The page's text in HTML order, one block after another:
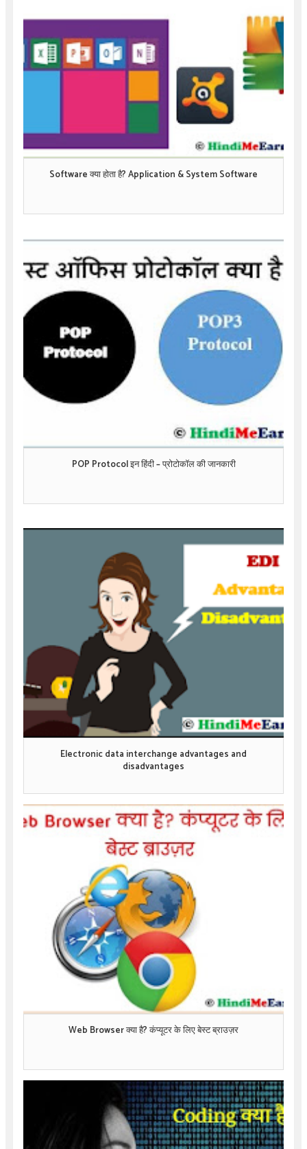
Software क्या होता है? Application & System Software
POP Protocol इन हिंदी – प्रोटोकॉल की जानकारी
Electronic data interchange advantages and
disadvantages
Web Browser क्या है? कंप्यूटर के लिए बेस्ट ब्राउज़र